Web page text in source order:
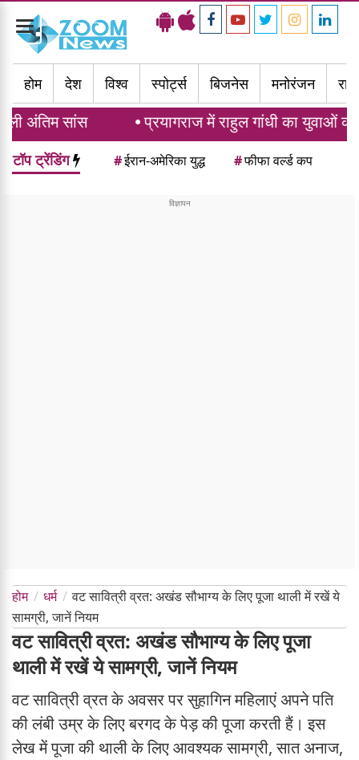
Toggle
navigation
होम
देश विश्व स्पोर्ट्स बिजनेस मनोरंजन
सांस प्रयागराज में राहुल गांधी का युवाओं को
टॉप ट्रेंडिंग #ईरान-अमेरिका युद्ध #फीफा वर्ल्ड कप
होम धर्म
वट सावित्री व्रत: अखंड सौभाग्य के लिए पूजा थाली में रखें ये
सामग्री, जानें नियम
वट सावित्री व्रत: अखंड सौभाग्य के लिए पूजा
थाली में रखें ये सामग्री, जानें नियम
वट सावित्री व्रत के अवसर पर सुहागिन महिलाएं अपने पति
की लंबी उम्र के लिए बरगद के पेड़ की पूजा करती हैं। इस
लेख में पूजा की थाली के लिए आवश्यक सामग्री, सात अनाज,